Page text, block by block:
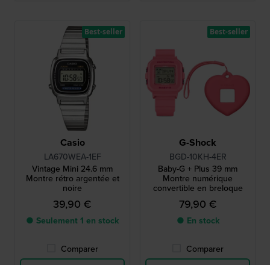
Casio
LA670WEA-1EF
Vintage Mini 24.6 mm
Montre rétro argentée et
noire
39,90 €
● Seulement 1 en stock
Comparer
Best-seller
G-Shock
BGD-10KH-4ER
Baby-G + Plus 39 mm
Montre numérique
convertible en breloque
79,90 €
● En stock
Comparer
Best-seller